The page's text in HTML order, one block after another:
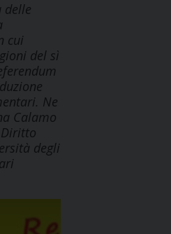
delle
cui
del sì
Ne
Calamo
degli